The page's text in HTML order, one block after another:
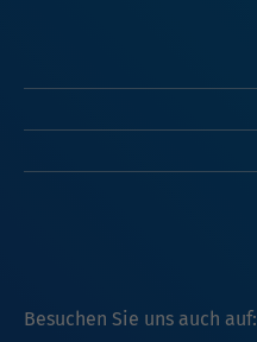
Besuchen Sie uns auch auf: